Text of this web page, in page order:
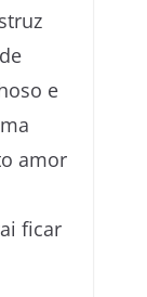
e
amor
ficar